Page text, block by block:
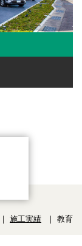
施工実績 教育